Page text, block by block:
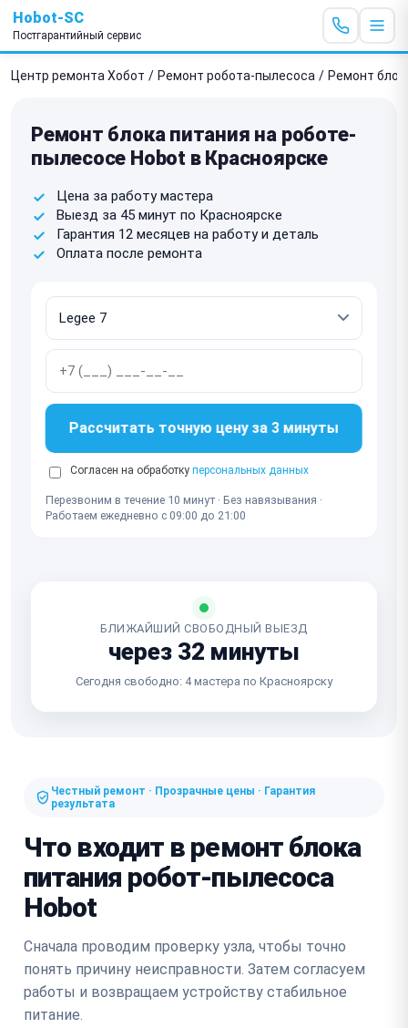
Hobot-SC
Постгарантийный сервис
Центр ремонта Хобот / Ремонт робота-пылесоса / Ремонт
Ремонт блока питания на роботе-
пылесосе Hobot в Красноярске
Цена за работу мастера
Выезд за 45 минут по Красноярске
Гарантия 12 месяцев на работу и деталь
Оплата после ремонта
Рассчитать точную цену за 3 минуты
Согласен на обработку персональных данных
Перезвоним в течение 10 минут · Без навязывания ·
Работаем ежедневно с 09:00 до 21:00
БЛИЖАЙШИЙ СВОБОДНЫЙ ВЫЕЗД
через 32 минуты
Сегодня свободно: 4 мастера по Красноярску
Честный ремонт · Прозрачные цены · Гарантия
результата
Что входит в ремонт блока
питания робот-пылесоса
Hobot
Сначала проводим проверку узла, чтобы точно
понять причину неисправности. Затем согласуем
работы и возвращаем устройству стабильное
питание.